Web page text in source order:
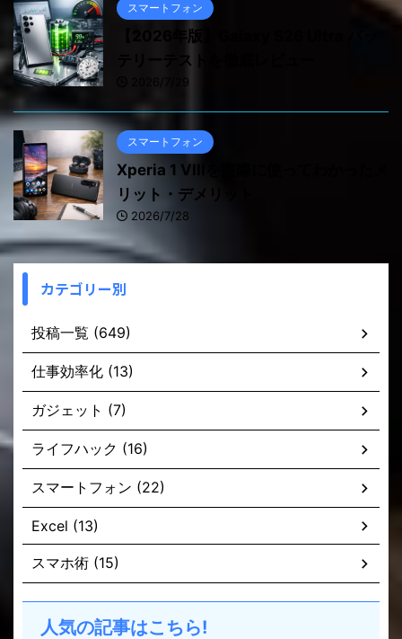
スマートフォン
【2026年版】Galaxy S26 Ultra バッ
テリーテストを徹底レビュー
2026/7/29
スマートフォン
Xperia 1 VIIIを実際に使ってわかったメ
リット・デメリット
2026/7/28
カテゴリー別
投稿一覧 (649)
仕事効率化 (13)
ガジェット (7)
ライフハック (16)
スマートフォン (22)
Excel (13)
スマホ術 (15)
人気の記事はこちら!